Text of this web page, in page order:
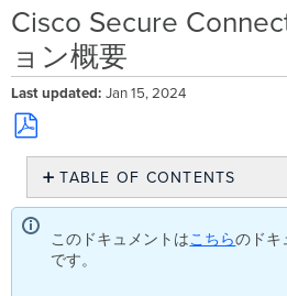
Cisco Secure
ョン概要
Last updated Jan 15, 2024
Save
PDF
TABLE OF CONTENTS
概
安
全
このドキュメントはこちらのドキ
です。